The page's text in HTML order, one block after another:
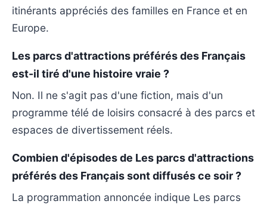
itinérants appréciés des familles en France et en
Europe.
Les parcs d'attractions préférés des Français
est-il tiré d'une histoire vraie ?
Non. Il ne s'agit pas d'une fiction, mais d'un
programme télé de loisirs consacré à des parcs et
espaces de divertissement réels.
Combien d'épisodes de Les parcs d'attractions
préférés des Français sont diffusés ce soir ?
La programmation annoncée indique Les parcs